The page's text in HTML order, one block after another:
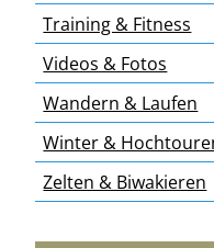
Training & Fitness
Videos & Fotos
Wandern & Laufen
Winter &
Zelten & Biwakieren